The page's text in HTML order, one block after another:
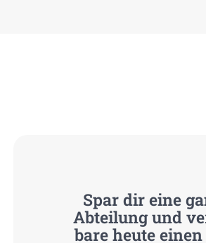
Spar dir eine
Abtei­lung und
ba­re heu­te